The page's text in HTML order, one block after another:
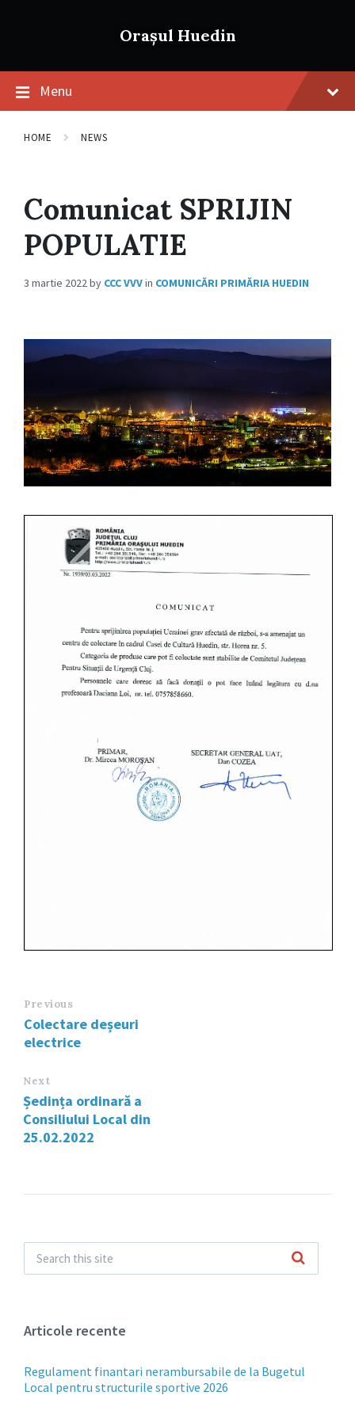
Orașul Huedin
Menu
HOME NEWS
Comunicat SPRIJIN
POPULATIE
3 martie 2022by CCC VVVin COMUNICĂRI PRIMĂRIA HUEDIN
Previous
Colectare deșeuri
electrice
Next
Ședința ordinară a
Consiliului Local din
25.02.2022
Articole recente
Regulament finantari nerambursabile de la Bugetul
Local pentru structurile sportive 2026